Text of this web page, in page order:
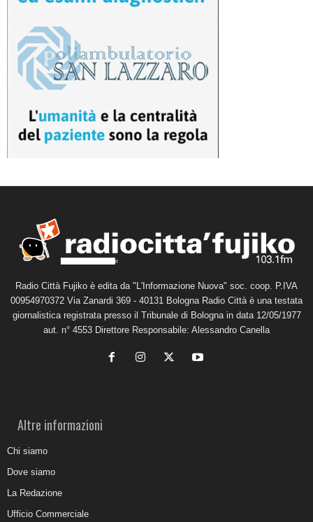
Radio Città Fujiko è edita da "L'Informazione Nuova" soc. coop. P.IVA
00954970372 Via Zanardi 369 - 40131 Bologna Radio Città è una testata
giornalistica registrata presso il Tribunale di Bologna in data 12/05/1977
aut. n° 4553 Direttore Responsabile: Alessandro Canella
Altre informazioni
Chi siamo
Dove siamo
La Redazione
Ufficio Commerciale